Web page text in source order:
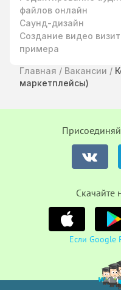
файлов онлайн
Саунд-дизайн
Создание видео
примера
Главная / Вакансии /
маркетплейсы)
Если Google